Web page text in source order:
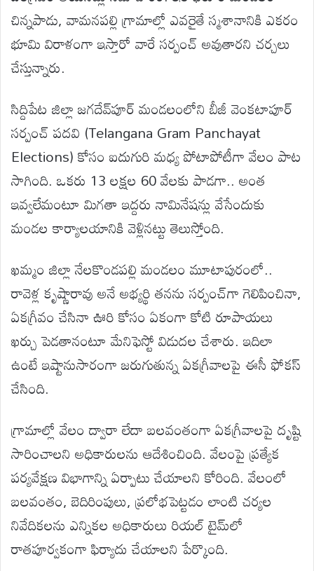
చిన్నపాడు, వామనపల్లి గ్రామాల్లో ఎవరైతే స్మశానానికి ఎకరం
భూమి విరాళంగా ఇస్తారో వారే సర్పంచ్‌ అవుతారని చర్చలు
చేస్తున్నారు.
సిద్దిపేట జిల్లా జగదేవ్‌పూర్‌ మండలంలోని బీజీ వెంకటాపూర్‌
సర్పంచ్‌ పదవి (Telangana Gram Panchayat
Elections) కోసం ఐదుగురి మధ్య పోటాపోటీగా వేలం పాట
సాగింది. ఒకరు 13 లక్షల 60 వేలకు పాడగా.. అంత
ఇవ్వలేమంటూ మిగతా ఇద్దరు నామినేషన్లు వేసేందుకు
మండల కార్యాలయానికి వెళ్లినట్టు తెలుస్తోంది.
ఖమ్మం జిల్లా నేలకొండపల్లి మండలం మూటాపురంలో..
రావెళ్ల కృష్ణారావు అనే అభ్యర్థి తనను సర్పంచ్‌గా గెలిపించినా,
ఏకగ్రీవం చేసినా ఊరి కోసం ఏకంగా కోటి రూపాయలు
ఖర్చు పెడతానంటూ మేనిఫెస్టో విడుదల చేశారు. ఇదిలా
ఉంటే ఇష్టానుసారంగా జరుగుతున్న ఏకగ్రీవాలపై ఈసీ ఫోకస్‌
చేసింది.
గ్రామాల్లో వేలం ద్వారా లేదా బలవంతంగా ఏకగ్రీవాలపై దృష్టి
సారించాలని అధికారులను ఆదేశించింది. వేలంపై ప్రత్యేక
పర్యవేక్షణ విభాగాన్ని ఏర్పాటు చేయాలని కోరింది. వేలంలో
బలవంతం, బెదిరింపులు, ప్రలోభపెట్టడం లాంటి చర్యల
నివేదికలను ఎన్నికల అధికారులు రియల్‌ టైమ్‌లో
రాతపూర్వకంగా ఫిర్యాదు చేయాలని పేర్కొంది.